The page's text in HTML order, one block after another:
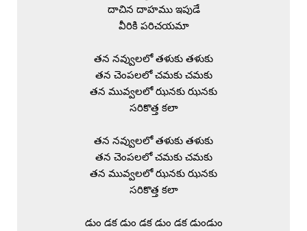
దాచిన దాహము ఇపుడే
వీరికి పరిచయమా
తన నవ్వులలో తళుకు తళుకు
తన చెంపలలో చమకు చమకు
తన మువ్వలలో ఝనకు ఝనకు
సరికొత్త కలా
తన నవ్వులలో తళుకు తళుకు
తన చెంపలలో చమకు చమకు
తన మువ్వలలో ఝనకు ఝనకు
సరికొత్త కలా
డుం డక డుం డక డుం డక డుండుం